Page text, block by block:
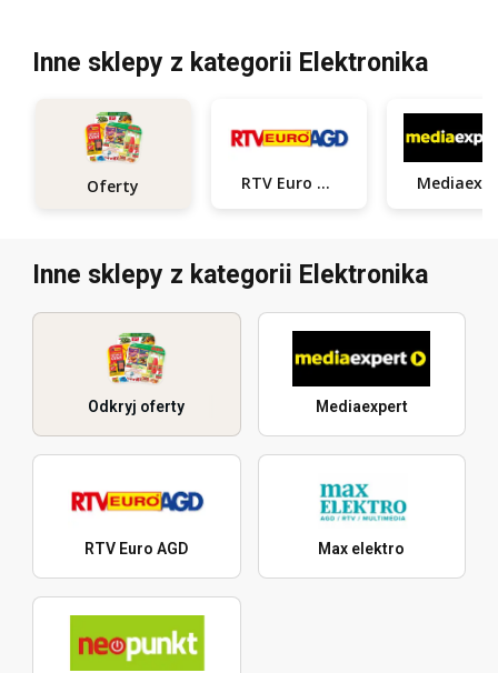
Inne sklepy z kategorii Elektronika
Oferty RTV Euro AGD
Inne sklepy z kategorii Elektronika
Odkryj oferty Mediaexpert
RTV Euro AGD Max elektro